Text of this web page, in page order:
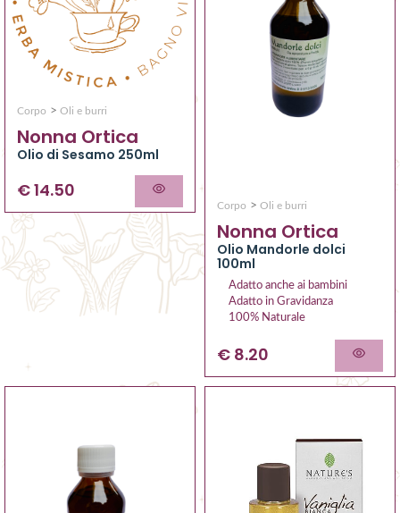
Corpo > Oli e burri
Nonna Ortica
Olio di Sesamo 250ml
€ 14.50
Corpo > Oli e burri
Nonna Ortica
Olio Mandorle dolci
100ml
Adatto anche ai bambini
Adatto in Gravidanza
100% Naturale
€ 8.20